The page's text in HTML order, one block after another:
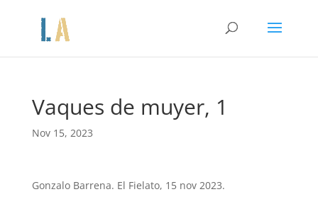
Vaques de muyer, 1
Nov 15, 2023
Gonzalo Barrena. El Fielato, 15 nov 2023.